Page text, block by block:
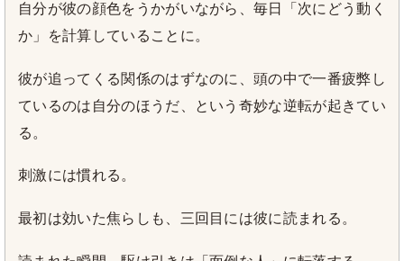
自分が彼の顔色をうかがいながら、毎日「次にどう動く
か」を計算していることに。
彼が追ってくる関係のはずなのに、頭の中で一番疲弊し
ているのは自分のほうだ、という奇妙な逆転が起きてい
る。
刺激には慣れる。
最初は効いた焦らしも、三回目には彼に読まれる。